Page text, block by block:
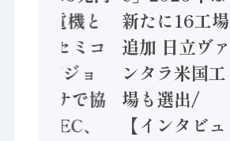
/ 三菱電機と
ソニーセミコ
ン AIビジョ
ンセンサで協
業 / IDEC、
新たに16工場
追加 日立ヴァ
ンタラ米国工
場も選出/
【インタビュ